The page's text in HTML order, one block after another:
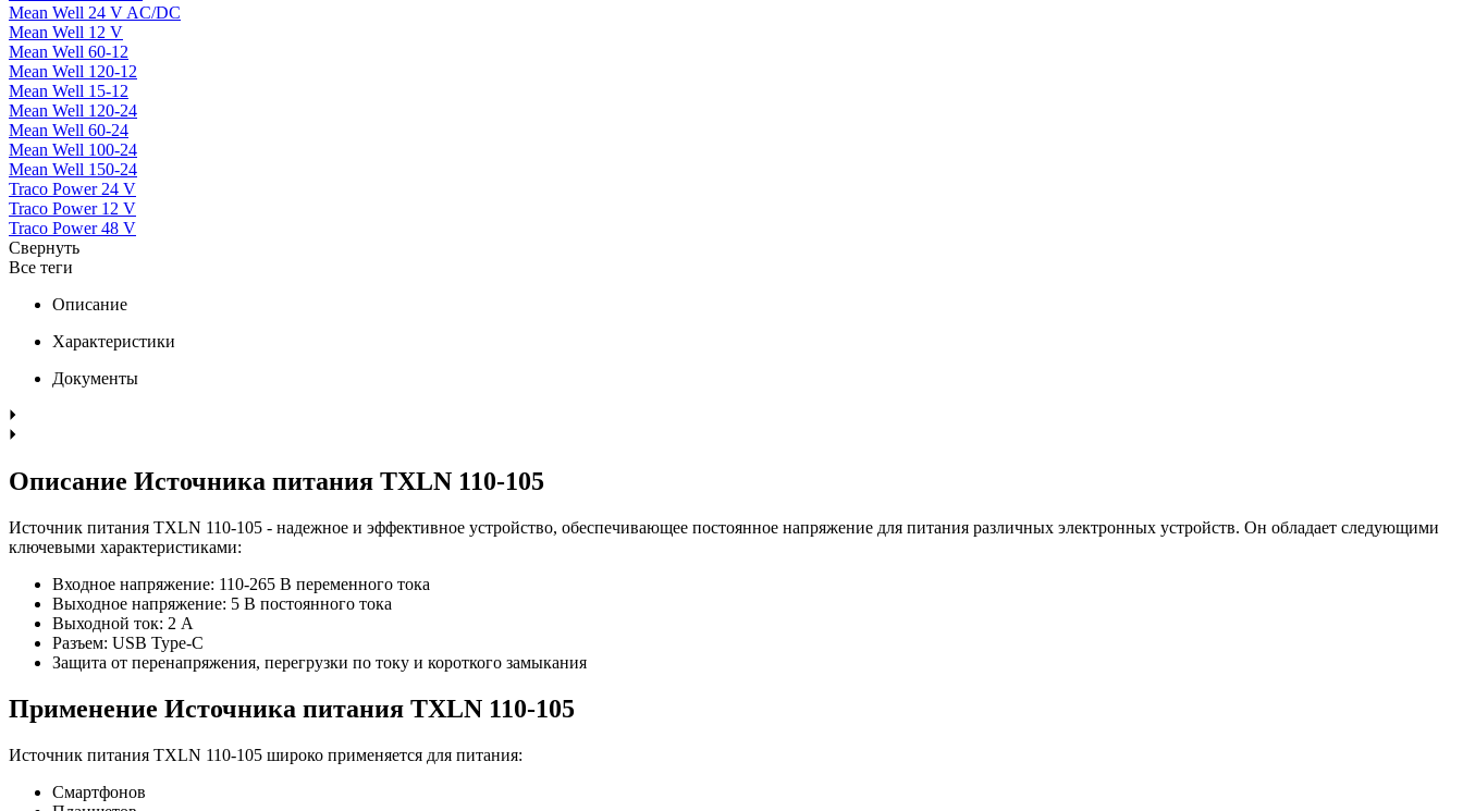
Mean Well 24 V AC/DC
Mean Well 12 V
Mean Well 60-12
Mean Well 120-12
Mean Well 15-12
Mean Well 120-24
Mean Well 60-24
Mean Well 100-24
Mean Well 150-24
Traco Power 24 V
Traco Power 12 V
Traco Power 48 V
Свернуть
Все теги
Описание
Характеристики
Документы
Описание Источника питания TXLN 110-105
Источник питания TXLN 110-105 - надежное и эффективное устройство, обеспечивающее постоянное напряжение для питания различных электронных устройств. Он обладает следующими
ключевыми характеристиками:
Входное напряжение: 110-265 В переменного тока
Выходное напряжение: 5 В постоянного тока
Выходной ток: 2 А
Разъем: USB Type-C
Защита от перенапряжения, перегрузки по току и короткого замыкания
Применение Источника питания TXLN 110-105
Источник питания TXLN 110-105 широко применяется для питания:
Смартфонов